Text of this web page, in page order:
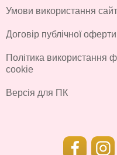
Умови використання
Договір публічної оферти
Політика використання
cookie
Версія для ПК